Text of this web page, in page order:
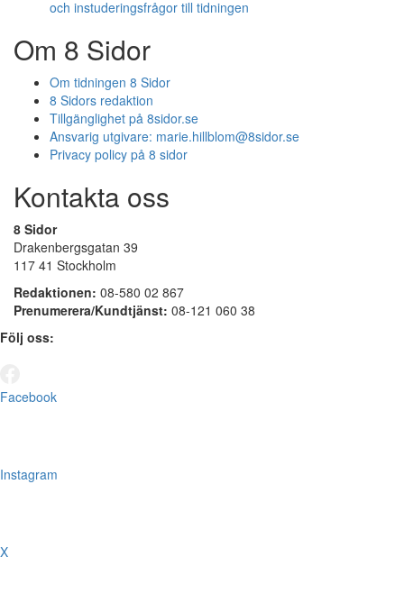
och instuderingsfrågor till tidningen
Om 8 Sidor
Om tidningen 8 Sidor
8 Sidors redaktion
Tillgänglighet på 8sidor.se
Ansvarig utgivare: marie.hillblom@8sidor.se
Privacy policy på 8 sidor
Kontakta oss
8 Sidor
Drakenbergsgatan 39
117 41 Stockholm
Redaktionen: 08-580 02 867
Prenumerera/Kundtjänst: 08-121 060 38
Följ oss:
Facebook
Instagram
X